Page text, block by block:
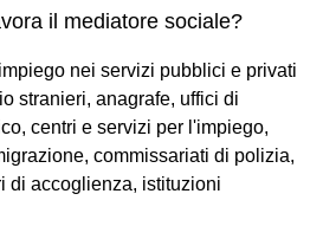
il mediatore sociale?
nei servizi pubblici e privati
stranieri, anagrafe, uffici di
centri e servizi per l'impiego,
commissariati di polizia,
di accoglienza, istituzioni